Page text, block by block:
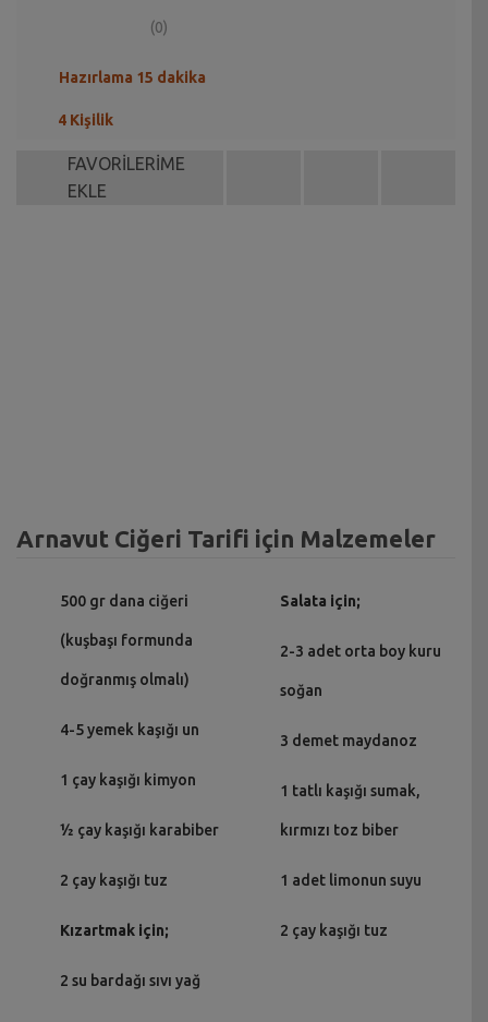
(0)
Hazırlama 15 dakika
4 Kişilik
FAVORİLERİME
EKLE
Arnavut Ciğeri Tarifi için Malzemeler
500 gr dana ciğeri
(kuşbaşı formunda
doğranmış olmalı)
4-5 yemek kaşığı un
1 çay kaşığı kimyon
½ çay kaşığı karabiber
2 çay kaşığı tuz
Kızartmak için;
2 su bardağı sıvı yağ
Salata için;
2-3 adet orta boy kuru
soğan
3 demet maydanoz
1 tatlı kaşığı sumak,
kırmızı toz biber
1 adet limonun suyu
2 çay kaşığı tuz